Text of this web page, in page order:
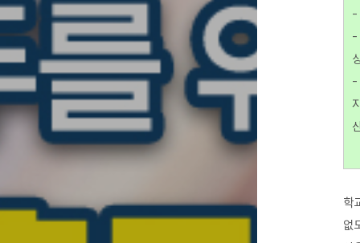
-
-
-
학
없